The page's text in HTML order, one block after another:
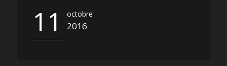
11 octobre
2016